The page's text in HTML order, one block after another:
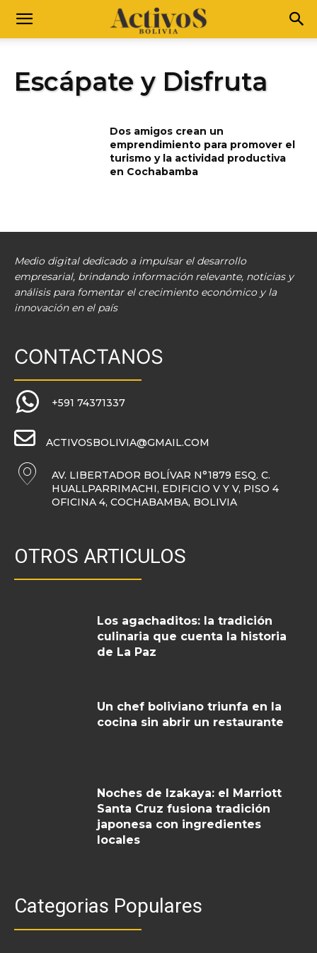
Escápate y Disfruta
Dos amigos crean un
emprendimiento para promover el
turismo y la actividad productiva
en Cochabamba
Medio digital dedicado a impulsar el desarrollo
empresarial, brindando información relevante, noticias y
análisis para fomentar el crecimiento económico y la
innovación en el país
CONTACTANOS
+591 74371337
ACTIVOSBOLIVIA@GMAIL.COM
AV. LIBERTADOR BOLÍVAR N°1879 ESQ. C.
HUALLPARRIMACHI, EDIFICIO V Y V, PISO 4
OFICINA 4, COCHABAMBA, BOLIVIA
OTROS ARTICULOS
Los agachaditos: la tradición
culinaria que cuenta la historia
de La Paz
Un chef boliviano triunfa en la
cocina sin abrir un restaurante
Noches de Izakaya: el Marriott
Santa Cruz fusiona tradición
japonesa con ingredientes
locales
Categorias Populares